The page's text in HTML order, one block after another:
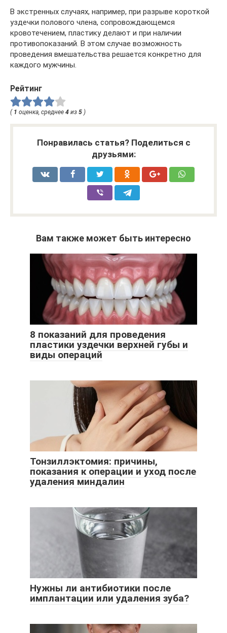
В экстренных случаях, например, при разрыве короткой
уздечки полового члена, сопровождающемся
кровотечением, пластику делают и при наличии
противопоказаний. В этом случае возможность
проведения вмешательства решается конкретно для
каждого мужчины.
Рейтинг
( 1 оценка, среднее 4 из 5 )
Понравилась статья? Поделиться с
друзьями:
Вам также может быть интересно
8 показаний для проведения
пластики уздечки верхней губы и
виды операций
Тонзиллэктомия: причины,
показания к операции и уход после
удаления миндалин
Нужны ли антибиотики после
имплантации или удаления зуба?